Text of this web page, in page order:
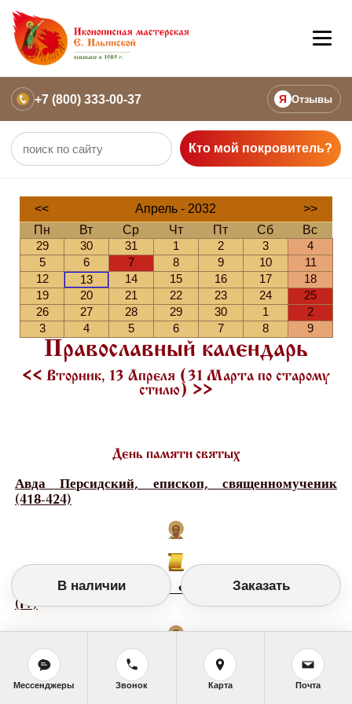
+7 (800) 333-00-37 Я Отзывы
Кто мой покровитель?
<< Апрель - 2032
>>
Пн
Вт Ср Чт Пт Сб
Вс
29
30 31 1 2 3
4
5
6 7 8 9 10
11
12
13 14 15 16 17
18
19
20 21 22 23 24
25
26
27 28 29 30 1
2
3
4 5 6 7 8 9
Православный календарь
<< Вторник, 13 Апреля (31 Марта по старому
стилю) >>
День памяти святых
Авда Персидский, епископ, священномученик
(418-424)
Аполлоний Египетский, Фиваидский, пустынник
(IV)
Вениамин Персидский, диакон, священномученик
В наличии Заказать
Мессенджеры Звонок Карта Почта